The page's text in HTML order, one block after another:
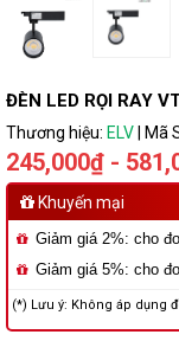
ĐÈN LED RỌI RAY
Thương hiệu: ELV Mã
245,000₫ -
Khuyến mại
Giảm giá 2%: cho
Giảm giá 5%: cho
(*) Lưu ý: Không áp dụng